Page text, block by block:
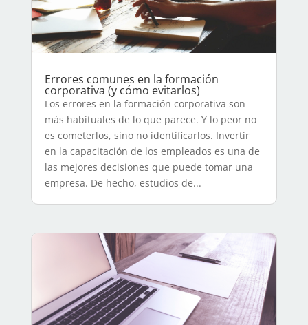
Errores comunes en la formación
corporativa (y cómo evitarlos)
Los errores en la formación corporativa son
más habituales de lo que parece. Y lo peor no
es cometerlos, sino no identificarlos. Invertir
en la capacitación de los empleados es una de
las mejores decisiones que puede tomar una
empresa. De hecho, estudios de...